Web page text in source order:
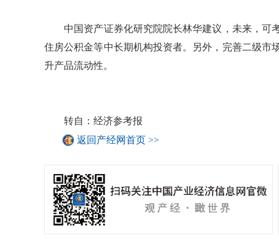
中国资产证券化研究院院长林华建议，未来，可考
住房公积金等中长期机构投资者。另外，完善二级市
升产品流动性。
转自：经济参考报
返回产经网首页 >>